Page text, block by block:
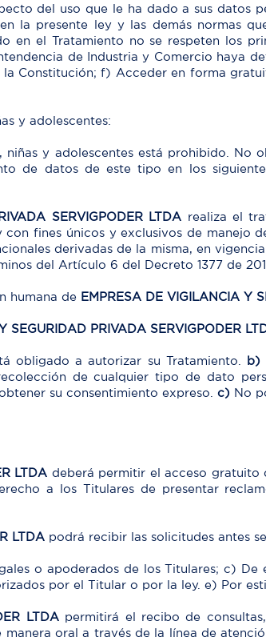
del uso que le ha dado a sus datos
la presente ley y las demás normas
el Tratamiento no se respeten los
de Industria y Comercio haya
Constitución; f) Acceder en forma
y adolescentes:
y adolescentes está prohibido. No
de datos de este tipo en los
SERVIGPODER LTDA realiza el
con fines únicos y exclusivos de
derivadas de la misma, en
del Artículo 6 del Decreto 1377 de
humana de EMPRESA DE VIGILANCIA Y
SEGURIDAD PRIVADA SERVIGPODER
obligado a autorizar su Tratamiento. b)
de cualquier tipo de dato
su consentimiento expreso.c) No
LTDA deberá permitir el acceso gratuito
a los Titulares de presentar
LTDA podrá recibir las solicitudes antes
o apoderados de los Titulares; c)
por el Titular o por la ley. e) Por
LTDApermitirá el recibo de
oral a través de la línea de